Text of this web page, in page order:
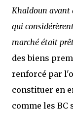
Khaldoun avant
qui
marché était
des biens
renforcé par
constituer en
comme les